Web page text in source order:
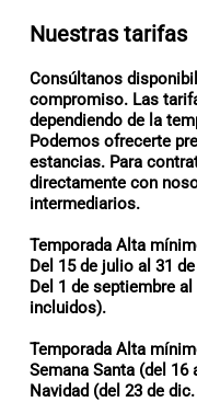
Nuestras tarifas
Consúltanos
compromiso. Las
dependiendo de la
Podemos ofrecerte
estancias. Para
directamente con
intermediarios.
Temporada Alta
Del 15 de julio al 31
Del 1 de septiembre
incluidos).
Temporada Alta
Semana Santa (del 16
Navidad (del 23 de